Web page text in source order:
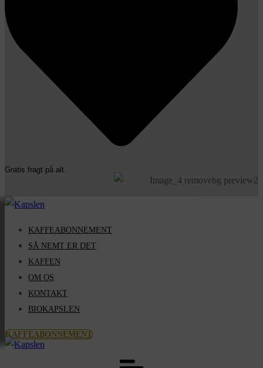
Gratis fragt på alt.
KAFFEABONNEMENT
SÅ NEMT ER DET
KAFFEN
OM OS
KONTAKT
BIOKAPSLEN
KAFFEABONNEMENT